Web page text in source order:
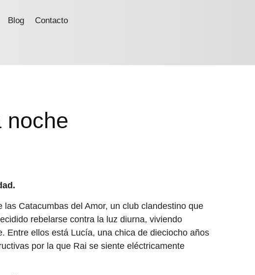
Blog Contacto
noche
las Catacumbas del Amor, un club clandestino que
rebelarse contra la luz diurna, viviendo
Entre ellos está Lucía, una chica de dieciocho años
por la que Rai se siente eléctricamente